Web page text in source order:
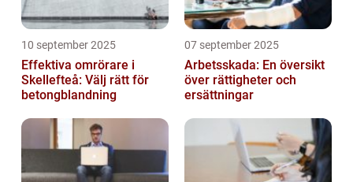
10 september 2025
Effektiva omrörare i
Skellefteå: Välj rätt för
betongblandning
07 september 2025
Arbetsskada: En översikt
över rättigheter och
ersättningar